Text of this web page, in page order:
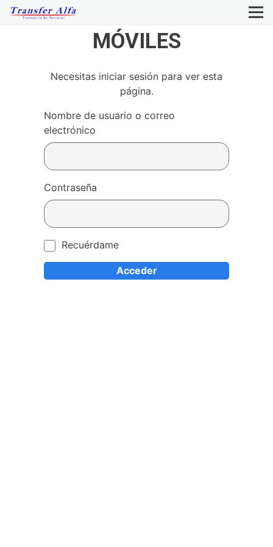
MÓVILES
Necesitas iniciar sesión para ver esta
página.
Nombre de usuario o correo
electrónico
Contraseña
Recuérdame